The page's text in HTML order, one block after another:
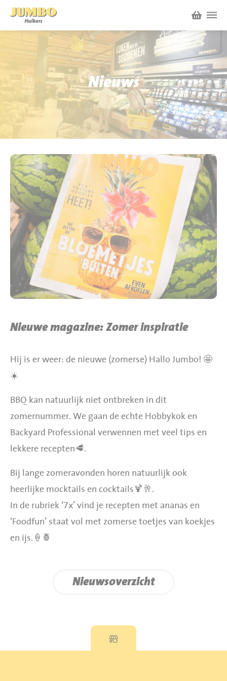
Winkels
P.W.A. Park
Bruïneplein
Nieuws
Acties
Werken bij Jumbo Huibers
Vacatures en Solliciteren
Werken en leren
Jumbo.com
BBQ gigant webshop
Jumbo Huibers Specials
Nieuws
Nieuwe magazine: Zomer inspiratie
Hij is er weer: de nieuwe (zomerse) Hallo Jumbo! 🤩
☀️
BBQ kan natuurlijk niet ontbreken in dit
zomernummer. We gaan de echte Hobbykok en
Backyard Professional verwennen met veel tips en
lekkere recepten🥩.
Bij lange zomeravonden horen natuurlijk ook
heerlijke mocktails en cocktails🍹🥂.
In de rubriek ‘7x’ vind je recepten met ananas en
‘Foodfun’ staat vol met zomerse toetjes van koekjes
en ijs.🍦🍍
Nieuwsoverzicht